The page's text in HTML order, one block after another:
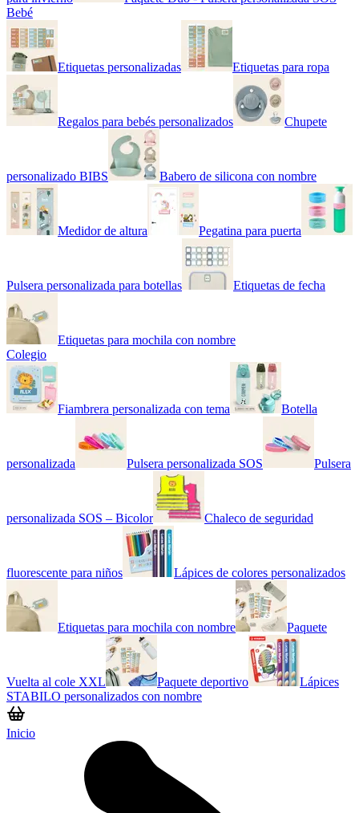
Bebé
Etiquetas personalizadas Etiquetas para ropa
Regalos para bebés personalizados Chupete
personalizado BIBS Babero de silicona con nombre
Medidor de altura Pegatina para puerta
Pulsera personalizada para botellas Etiquetas de fecha
Etiquetas para mochila con nombre
Colegio
Fiambrera personalizada con tema Botella
personalizada Pulsera personalizada SOS Pulsera
personalizada SOS – Bicolor Chaleco de seguridad
fluorescente para niños Lápices de colores personalizados
Etiquetas para mochila con nombre Paquete
Vuelta al cole XXL Paquete deportivo
Lápices
STABILO personalizados con nombre
Inicio